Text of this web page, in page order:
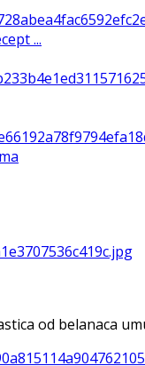
...
od belanaca